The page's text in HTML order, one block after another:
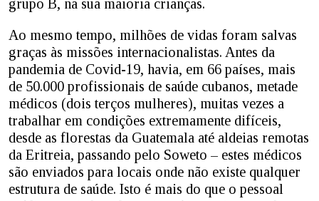
grupo B, na sua maioria crianças.
Ao mesmo tempo, milhões de vidas foram salvas
graças às missões internacionalistas. Antes da
pandemia de Covid-19, havia, em 66 países, mais
de 50.000 profissionais de saúde cubanos, metade
médicos (dois terços mulheres), muitas vezes a
trabalhar em condições extremamente difíceis,
desde as florestas da Guatemala até aldeias remotas
da Eritreia, passando pelo Soweto – estes médicos
são enviados para locais onde não existe qualquer
estrutura de saúde. Isto é mais do que o pessoal